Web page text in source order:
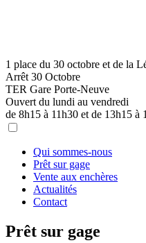
1 place du 30 octobre et de la
Arrêt 30 Octobre
TER Gare Porte-Neuve
Ouvert du lundi au vendredi
de 8h15 à 11h30 et de 13h15 à
Qui sommes-nous
Prêt sur gage
Vente aux enchères
Actualités
Contact
Prêt sur gage